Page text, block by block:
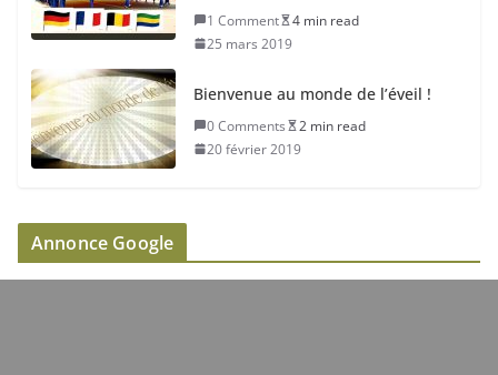
1 Comment
4 min read
25 mars 2019
Bienvenue au monde de l’éveil !
0 Comments
2 min read
20 février 2019
Annonce Google